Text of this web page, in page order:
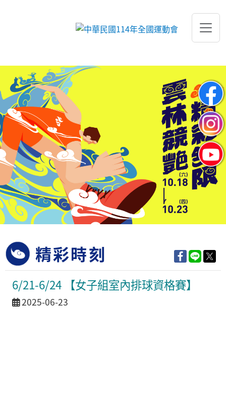
跳到主要內容
精彩時刻
6/21-6/24 【女子組室內排球資格賽】
活動日期
2025-06-23